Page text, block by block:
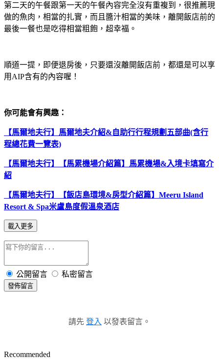
第二天的午餐跟第一天的午餐內容完全沒有重複到，很推薦現
做的魚肉，相當的扎實，而且醬汁相當的美味，離開飯店前的
最後一餐也是吃得相當粗飽，超幸福。
順道一提，即便退房後，只要還沒離開飯店前，都還是可以享
用AIP含有的內容喔！
你可能會有興趣：
【馬爾地夫行】馬爾地夫介紹&自助行行程規劃五部曲(含行
程總花費一覽表)
【馬爾地夫行】【馬累機場介紹篇】馬累機場&入境卡填寫介
紹
【馬爾地夫行】【飯店島環境&房型介紹篇】Meeru Island
Resort & Spa米盧島度假溫泉酒店
載入更多
公開留言 私密留言
發佈留言
請先 登入 以發表留言。
Recommended